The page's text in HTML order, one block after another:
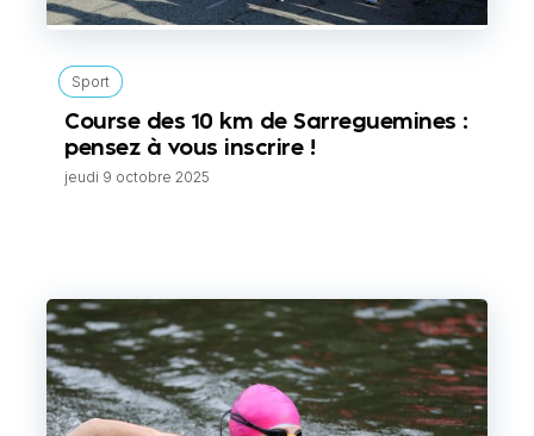
Sport
Course des 10 km de Sarreguemines :
pensez à vous inscrire !
jeudi 9 octobre 2025